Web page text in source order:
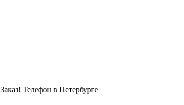
Заказ! Телефон в Петербурге